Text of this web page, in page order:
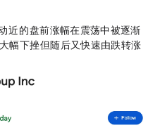
，近 6% 的盘前涨幅在震荡中被逐渐
续大幅下挫，但随后又快速由跌转涨，